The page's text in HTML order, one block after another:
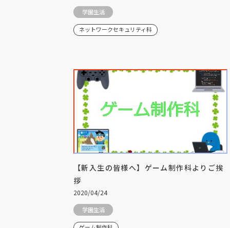
学園生活
ネットワークセキュリティ科
【新入生の皆様へ】ゲーム制作科よりご挨
拶
2020/04/24
学園生活